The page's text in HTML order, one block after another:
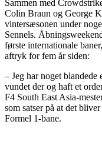
Sammen med
Colin Braun og George
vintersæsonen under
Sennels.
første internationale
aftryk for fem år siden:
– Jeg har noget
vundet der og haft et
F4 South East Asia-
som satser på at det
Formel 1-bane.